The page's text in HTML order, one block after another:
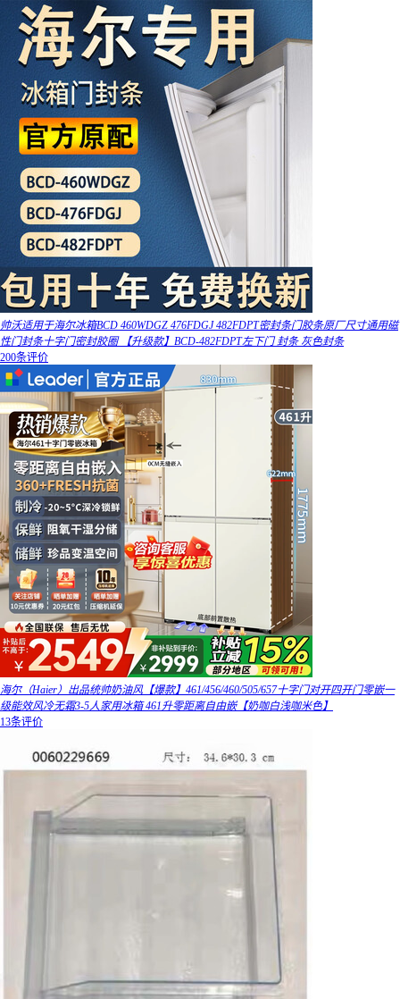
帅沃适用于海尔冰箱BCD 460WDGZ 476FDGJ 482FDPT密封条门胶条原厂尺寸通用磁
性门封条十字门密封胶圈 【升级款】BCD-482FDPT左下门 封条 灰色封条
200条评价
海尔（Haier）出品统帅奶油风【爆款】461/456/460/505/657十字门对开四开门零嵌一
级能效风冷无霜3-5人家用冰箱 461升零距离自由嵌【奶咖白浅咖米色】
13条评价